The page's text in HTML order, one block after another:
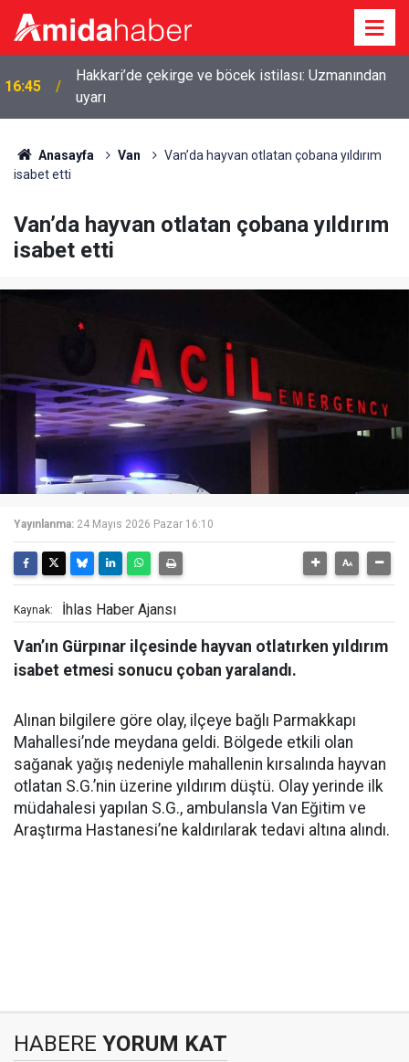
16:45
Hakkari’de çekirge ve böcek istilası: Uzmanından
uyarı
Anasayfa Van
Van’da hayvan otlatan çobana yıldırım
isabet etti
Van’da hayvan otlatan çobana yıldırım
isabet etti
Yayınlanma: 24 Mayıs 2026 Pazar 16:10
Kaynak: İhlas Haber Ajansı
Van’ın Gürpınar ilçesinde hayvan otlatırken yıldırım
isabet etmesi sonucu çoban yaralandı.
Alınan bilgilere göre olay, ilçeye bağlı Parmakkapı
Mahallesi’nde meydana geldi. Bölgede etkili olan
sağanak yağış nedeniyle mahallenin kırsalında hayvan
otlatan S.G.’nin üzerine yıldırım düştü. Olay yerinde ilk
müdahalesi yapılan S.G., ambulansla Van Eğitim ve
Araştırma Hastanesi’ne kaldırılarak tedavi altına alındı.
HABERE YORUM KAT